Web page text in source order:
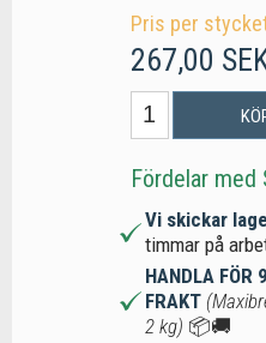
Pris per
267,00
Fördelar med
Vi skickar
timmar på
HANDLA FÖR
FRAKT
2 kg) 📦🚚